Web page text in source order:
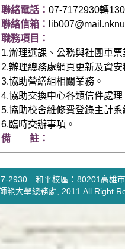
聯絡電話： 07-7172930轉
聯絡信箱：
職務項目：
1.辦理選課、公務與社團車票
2.辦理總務處網頁更新及資安
3.協助營繕組相關業務。
4.協助交換中心各類信件處理
5.協助校舍維修費登錄主計系
6.臨時交辦事項。
備 註：
2930 和平校區：80201高雄
範大學總務處, 2011 All Right